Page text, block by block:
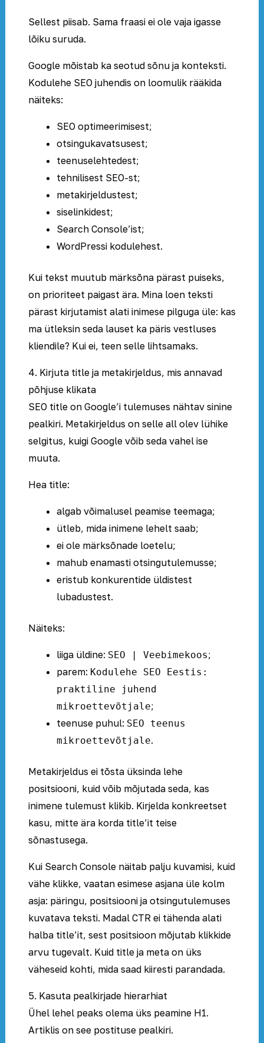
Sellest piisab. Sama fraasi ei ole vaja igasse
lõiku suruda.
Google mõistab ka seotud sõnu ja konteksti.
Kodulehe SEO juhendis on loomulik rääkida
näiteks:
SEO optimeerimisest;
otsingukavatsusest;
teenuselehtedest;
tehnilisest SEO-st;
metakirjeldustest;
siselinkidest;
Search Console’ist;
WordPressi kodulehest.
Kui tekst muutub märksõna pärast puiseks,
on prioriteet paigast ära. Mina loen teksti
pärast kirjutamist alati inimese pilguga üle: kas
ma ütleksin seda lauset ka päris vestluses
kliendile? Kui ei, teen selle lihtsamaks.
4. Kirjuta title ja metakirjeldus, mis annavad
põhjuse klikata
SEO title on Google’i tulemuses nähtav sinine
pealkiri. Metakirjeldus on selle all olev lühike
selgitus, kuigi Google võib seda vahel ise
muuta.
Hea title:
algab võimalusel peamise teemaga;
ütleb, mida inimene lehelt saab;
ei ole märksõnade loetelu;
mahub enamasti otsingutulemusse;
eristub konkurentide üldistest
lubadustest.
Näiteks:
liiga üldine: SEO | Veebimekoos;
parem: Kodulehe SEO Eestis:
praktiline juhend
mikroettevõtjale;
teenuse puhul: SEO teenus
mikroettevõtjale.
Metakirjeldus ei tõsta üksinda lehe
positsiooni, kuid võib mõjutada seda, kas
inimene tulemust klikib. Kirjelda konkreetset
kasu, mitte ära korda title’it teise
sõnastusega.
Kui Search Console näitab palju kuvamisi, kuid
vähe klikke, vaatan esimese asjana üle kolm
asja: päringu, positsiooni ja otsingutulemuses
kuvatava teksti. Madal CTR ei tähenda alati
halba title’it, sest positsioon mõjutab klikkide
arvu tugevalt. Kuid title ja meta on üks
väheseid kohti, mida saad kiiresti parandada.
5. Kasuta pealkirjade hierarhiat
Ühel lehel peaks olema üks peamine H1.
Artiklis on see postituse pealkiri.